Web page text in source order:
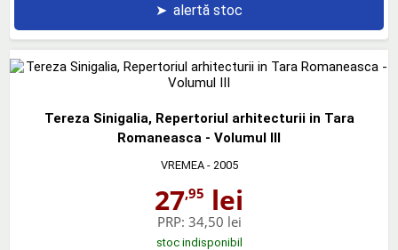
➤ alertă stoc
Tereza Sinigalia, Repertoriul arhitecturii in Tara
Romaneasca - Volumul III
VREMEA- 2005
27,95 lei
PRP: 34,50 lei
stoc indisponibil